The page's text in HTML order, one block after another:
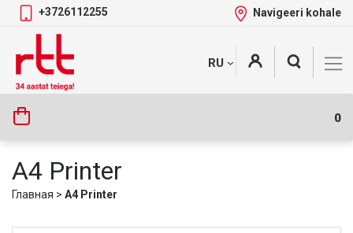
Skip
content
+3726112255 Navigeeri kohale
RU
0
Tootekategooriad +
A4 Printer
Главная > A4 Printer